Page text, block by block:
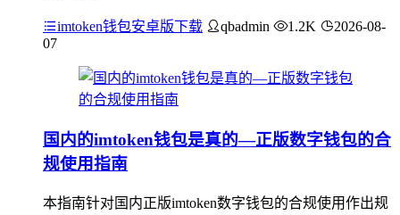
imtoken钱包安卓版下载 qbadmin 1.2K
2026-08-
07
国内的imtoken钱包是真的—正版数字钱包的合
规使用指南
本指南针对国内正版imtoken数字钱包的合规使用作出规